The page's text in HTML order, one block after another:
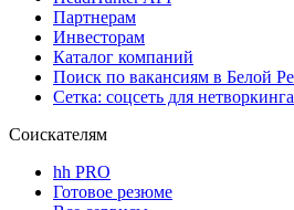
Партнерам
Инвесторам
Каталог компаний
Поиск по вакансиям в Белой
Сетка: соцсеть для нетворкинга
Соискателям
hh PRO
Готовое резюме